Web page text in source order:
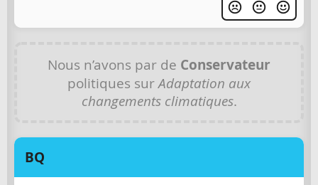
Nous n’avons par de Conservateur
politiques surAdaptation aux
changements climatiques.
BQ